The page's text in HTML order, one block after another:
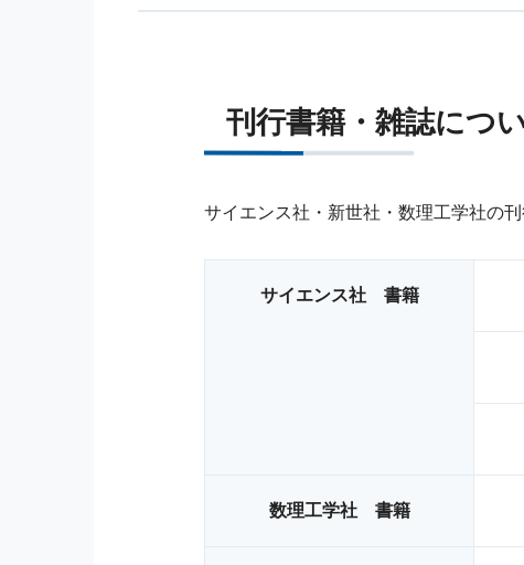
刊行書籍・雑誌につ
サイエンス社・新世社・数理工学社の
サイエンス社 書籍
数理工学社 書籍